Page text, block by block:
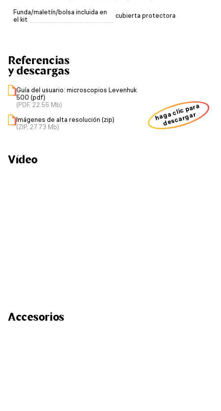
Funda/maletín/bolsa incluida en
el kit
cubierta protectora
Referencias
y descargas
Guía del usuario: microscopios Levenhuk
500 (pdf)
(PDF, 22.55 Mb)
Imágenes de alta resolución (zip)
(ZIP, 27.73 Mb)
haga clic para
descargar
Vídeo
Accesorios